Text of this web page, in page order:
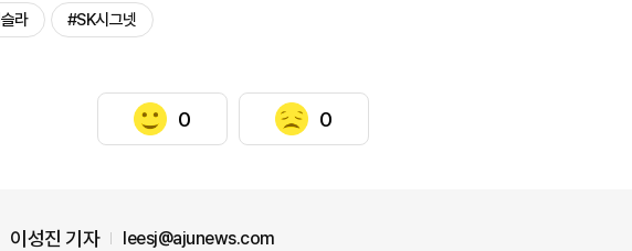
라 #SK시그넷
0 0
이성진 기자 leesj@ajunews.com